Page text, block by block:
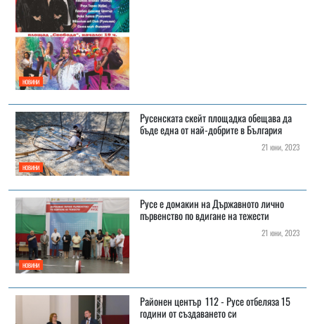
НОВИНИ
НОВИНИ
Русенската скейт площадка обещава да
бъде една от най-добрите в България
21 юни, 2023
НОВИНИ
Русе е домакин на Държавното лично
първенство по вдигане на тежести
21 юни, 2023
Районен център 112 - Русе отбеляза 15
години от създаването си